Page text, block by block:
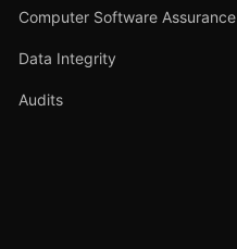
Computer Software Assurance
Data Integrity
Audits